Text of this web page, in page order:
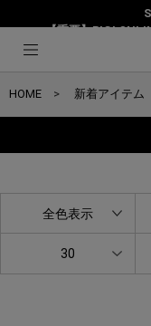
【重要】BIGI
HOME 新着アイテム
全色表示
30